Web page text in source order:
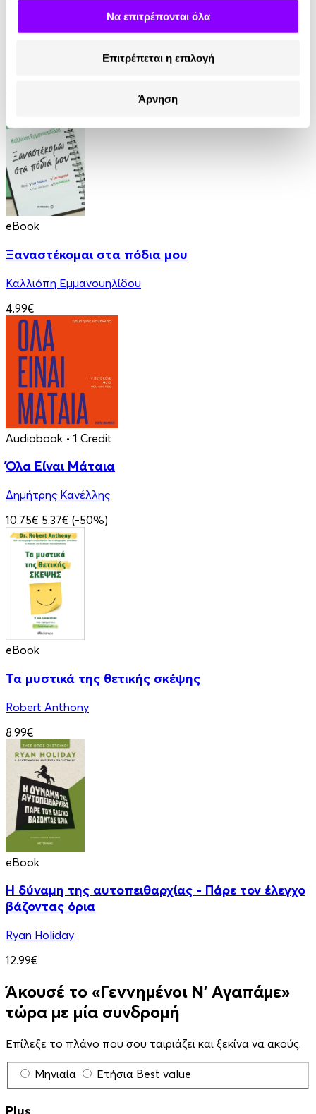
Να επιτρέπονται όλα
Επιτρέπεται η επιλογή
Άρνηση
eBook
Ξαναστέκομαι στα πόδια μου
Καλλιόπη Εμμανουηλίδου
4.99€
Audiobook • 1 Credit
Όλα Είναι Μάταια
Δημήτρης Κανέλλης
10.75€ 5.37€ (-50%)
eBook
Τα μυστικά της θετικής σκέψης
Robert Anthony
8.99€
eBook
Η δύναμη της αυτοπειθαρχίας - Πάρε τον έλεγχο
βάζοντας όρια
Ryan Holiday
12.99€
Άκουσέ το «Γεννημένοι Ν' Αγαπάμε»
τώρα με μία συνδρομή
Επίλεξε το πλάνο που σου ταιριάζει και ξεκίνα να ακούς.
Μηνιαία Ετήσια Best value